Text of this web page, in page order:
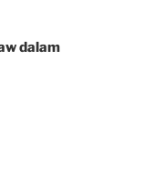
dalam